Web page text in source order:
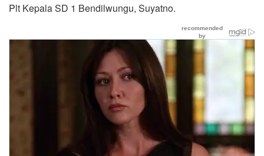
Plt Kepala SD 1 Bendilwungu, Suyatno.